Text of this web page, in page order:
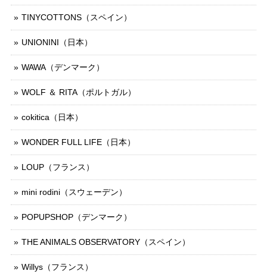
TINYCOTTONS（スペイン）
UNIONINI（日本）
WAWA（デンマーク）
WOLF ＆ RITA（ポルトガル）
cokitica（日本）
WONDER FULL LIFE（日本）
LOUP（フランス）
mini rodini（スウェーデン）
POPUPSHOP（デンマーク）
THE ANIMALS OBSERVATORY（スペイン）
Willys（フランス）